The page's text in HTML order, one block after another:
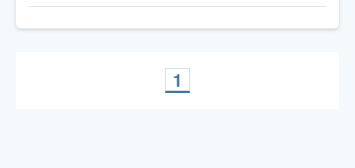
★複数箇所へ同時にアプローチして、より効率的にしっ
かりと効かせてほぐします
1